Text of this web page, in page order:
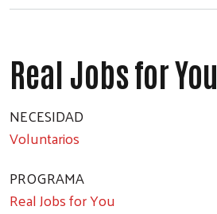
Real Jobs for You
NECESIDAD
Voluntarios
PROGRAMA
Real Jobs for You